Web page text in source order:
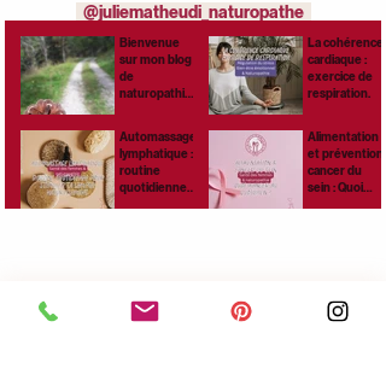
@juliematheudi_naturopathe
Bienvenue
sur mon blog
de
naturopathie,
bien-être !
La cohérence
cardiaque :
exercice de
respiration.
Automassage
lymphatique :
routine
quotidienne
Alimentation
et prévention
cancer du
sein : Quoi